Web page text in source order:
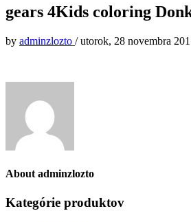
gears 4Kids coloring
by adminzlozto /utorok, 28 novembra
About adminzlozto
Kategórie produktov